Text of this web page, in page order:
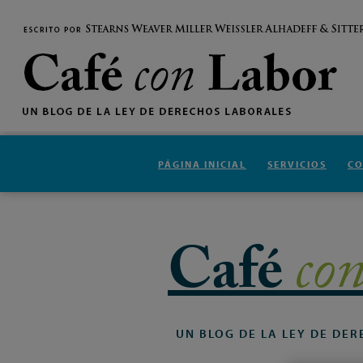
PÁGINA INICIAL SERVICIOS
Café
UN BLOG DE LA LEY DE